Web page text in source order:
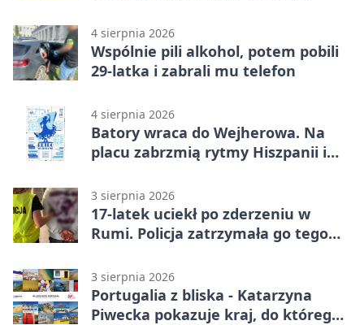
4 sierpnia 2026
Wspólnie pili alkohol, potem pobili
29-latka i zabrali mu telefon
4 sierpnia 2026
Batory wraca do Wejherowa. Na
placu zabrzmią rytmy Hiszpanii i
3 sierpnia 2026
17-latek uciekł po zderzeniu w
Rumi. Policja zatrzymała go tego
3 sierpnia 2026
Portugalia z bliska - Katarzyna
Piwecka pokazuje kraj, do którego